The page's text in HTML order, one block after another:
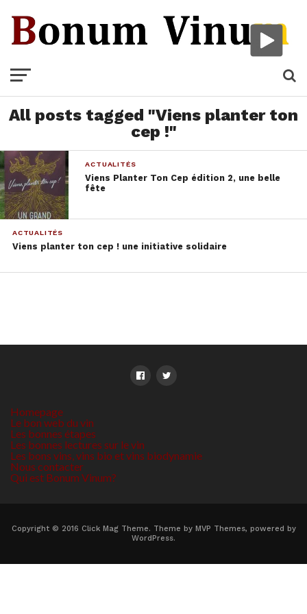
All posts tagged "Viens planter ton
cep !"
ACTUALITÉS
Viens Planter Ton Cep édition 2, une belle
fête
ACTUALITÉS
Viens planter ton cep ! une initiative solidaire
Homepage
Le bon web du vin
Les bonnes étapes
Les bonnes lectures sur le vin
Les bons vins, vins bio et vins biodynamie
Nous contacter
Qui est Bonum Vinum?
Copyright © 2016 Click Mag Theme. Theme by MVP Themes, powered by
WordPress.